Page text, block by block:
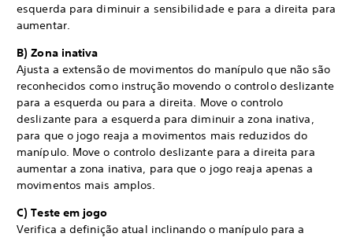
esquerda para diminuir a sensibilidade e para a direita para
aumentar.
B) Zona inativa
Ajusta a extensão de movimentos do manípulo que não são
reconhecidos como instrução movendo o controlo deslizante
para a esquerda ou para a direita. Move o controlo
deslizante para a esquerda para diminuir a zona inativa,
para que o jogo reaja a movimentos mais reduzidos do
manípulo. Move o controlo deslizante para a direita para
aumentar a zona inativa, para que o jogo reaja apenas a
movimentos mais amplos.
C) Teste em jogo
Verifica a definição atual inclinando o manípulo para a